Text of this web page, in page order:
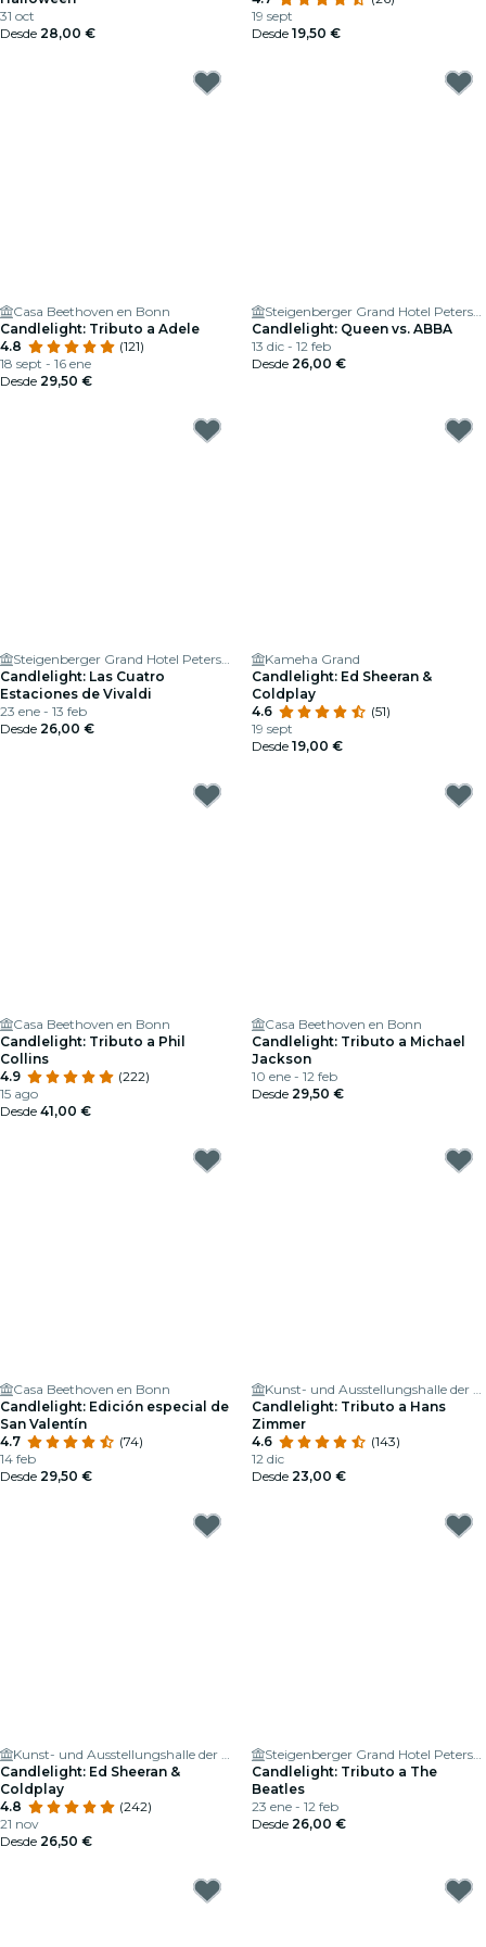
31 oct
Desde 28,00 €
19 sept
Desde 19,50 €
Casa Beethoven en Bonn
Candlelight: Tributo a Adele
4.8
(121)
18 sept - 16 ene
Desde 29,50 €
Steigenberger Grand Hotel Petersberg
Candlelight: Queen vs. ABBA
13 dic - 12 feb
Desde 26,00 €
Steigenberger Grand Hotel Petersberg
Candlelight: Las Cuatro
Estaciones de Vivaldi
23 ene - 13 feb
Desde 26,00 €
Kameha Grand
Candlelight: Ed Sheeran &
Coldplay
4.6
(51)
19 sept
Desde 19,00 €
Casa Beethoven en Bonn
Candlelight: Tributo a Phil
Collins
4.9
(222)
15 ago
Desde 41,00 €
Casa Beethoven en Bonn
Candlelight: Tributo a Michael
Jackson
10 ene - 12 feb
Desde 29,50 €
Casa Beethoven en Bonn
Candlelight: Edición especial de
San Valentín
4.7
(74)
14 feb
Desde 29,50 €
Kunst- und Ausstellungshalle der Bundesrepublik Deutschland
Candlelight: Tributo a Hans
Zimmer
4.6
(143)
12 dic
Desde 23,00 €
Kunst- und Ausstellungshalle der Bundesrepublik Deutschland
Candlelight: Ed Sheeran &
Coldplay
4.8
(242)
21 nov
Desde 26,50 €
Steigenberger Grand Hotel Petersberg
Candlelight: Tributo a The
Beatles
23 ene - 12 feb
Desde 26,00 €